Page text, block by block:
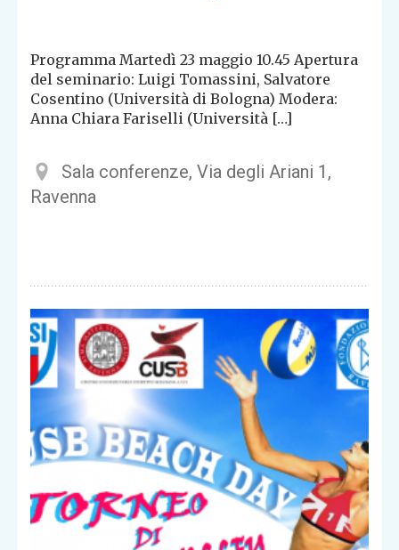
Programma Martedì 23 maggio 10.45 Apertura
del seminario: Luigi Tomassini, Salvatore
Cosentino (Università di Bologna) Modera:
Anna Chiara Fariselli (Università […]
Sala conferenze, Via degli Ariani 1,
Ravenna